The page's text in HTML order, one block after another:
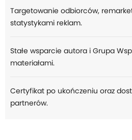
Targetowanie odbiorców,
statystykami reklam.
Stałe wsparcie autora i Grupa
materiałami.
Certyfikat po ukończeniu oraz
partnerów.